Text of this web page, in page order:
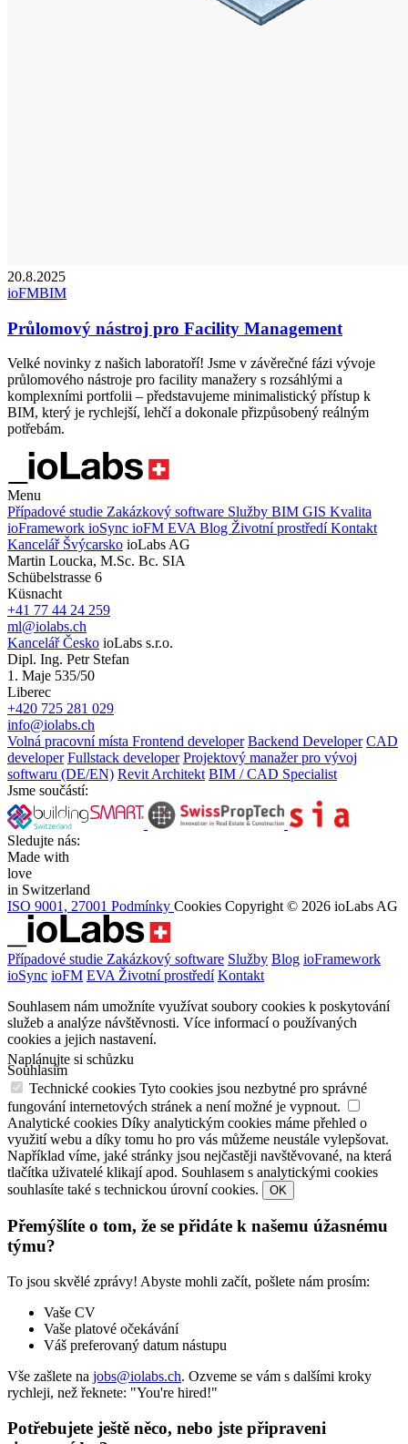
20.8.2025
ioFMBIM
Průlomový nástroj pro Facility Management
Velké novinky z našich laboratoří! Jsme v závěrečné fázi vývoje
průlomového nástroje pro facility manažery s rozsáhlými a
komplexními portfolii – představujeme minimalistický přístup k
BIM, který je rychlejší, lehčí a dokonale přizpůsobený reálným
potřebám.
Naplánujte si schůzku
Menu
Případové studie Zakázkový software Služby BIM GIS Kvalita
ioFramework ioSync ioFM EVA Blog Životní prostředíKontakt
Kancelář Švýcarsko ioLabs AG
Martin Loucka, M.Sc. Bc. SIA
Schübelstrasse 6
Küsnacht
+41 77 44 24 259
ml@iolabs.ch
Kancelář Česko ioLabs s.r.o.
Dipl. Ing. Petr Stefan
1. Maje 535/50
Liberec
+420 725 281 029
info@iolabs.ch
Volná pracovní místa Frontend developer Backend Developer CAD
developer Fullstack developer Projektový manažer pro vývoj
softwaru (DE/EN) Revit Architekt BIM / CAD Specialist
Jsme součástí:
Sledujte nás:
Made with
love
in Switzerland
ISO 9001, 27001 Podmínky Cookies Copyright © 2026 ioLabs AG
Případové studie Zakázkový software Služby Blog ioFramework
ioSync ioFM EVA Životní prostředí Kontakt
Souhlasem nám umožníte využívat soubory cookies k poskytování
služeb a analýze návštěvnosti. Více informací o používaných
cookies a jejich nastavení.
Souhlasím
Technické cookies Tyto cookies jsou nezbytné pro správné
fungování internetových stránek a není možné je vypnout.
Analytické cookies Díky analytickým cookies máme přehled o
využití webu a díky tomu ho pro vás můžeme neustále vylepšovat.
Například víme, jaké stránky jsou nejčastěji navštěvované, na která
tlačítka uživatelé klikají apod. Souhlasem s analytickými cookies
souhlasíte také s technickou úrovní cookies.
OK
Přemýšlíte o tom, že se přidáte k našemu úžasnému
týmu?
To jsou skvělé zprávy! Abyste mohli začít, pošlete nám prosím:
Vaše CV
Vaše platové očekávání
Váš preferovaný datum nástupu
Vše zašlete na jobs@iolabs.ch. Ozveme se vám s dalšími kroky
rychleji, než řeknete: "You're hired!"
Potřebujete ještě něco, nebo jste připraveni